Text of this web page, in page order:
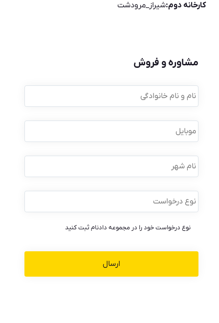
کارخانه دوم:شیراز_مرودشت
مشاوره و فروش
نام
و
نام
موبایل *
نام
شهر
نوع
درخواست *
نوع درخواست خود را در مجموعه دادنام ثبت کنید